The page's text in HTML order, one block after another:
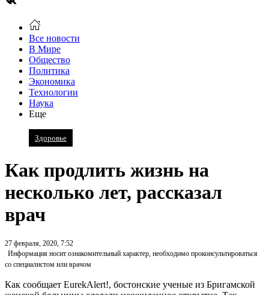
Все новости
В Мире
Общество
Политика
Экономика
Технологии
Наука
Еще
Здоровье
Как продлить жизнь на
несколько лет, рассказал
врач
27 февраля, 2020, 7:52
Информация носит ознакомительный характер, необходимо проконсультироваться
со специалистом или врачом
Как сообщает EurekAlert!, бостонские ученые из Бригамской